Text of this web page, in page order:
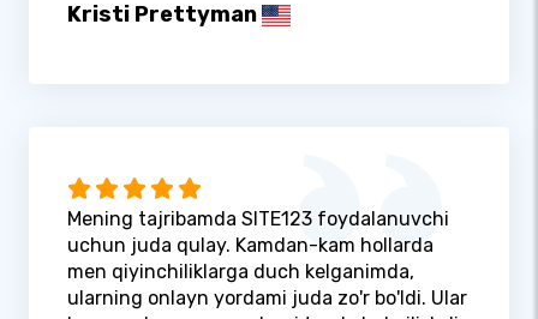
Kristi Prettyman
Mening tajribamda SITE123 foydalanuvchi
uchun juda qulay. Kamdan-kam hollarda
men qiyinchiliklarga duch kelganimda,
ularning onlayn yordami juda zo'r bo'ldi. Ular